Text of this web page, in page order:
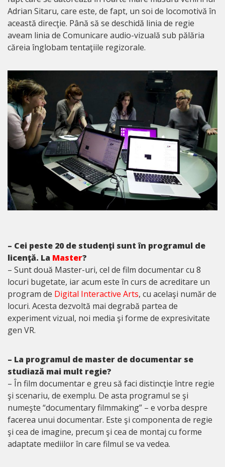
Adrian Sitaru, care este, de fapt, un soi de locomotivă în
această direcţie. Până să se deschidă linia de regie
aveam linia de Comunicare audio-vizuală sub pălăria
căreia înglobam tentaţiile regizorale.
– Cei peste 20 de studenţi sunt în programul de
licenţă. La Master?
– Sunt două Master-uri, cel de film documentar cu 8
locuri bugetate, iar acum este în curs de acreditare un
program de Digital Interactive Arts, cu acelaşi număr de
locuri. Acesta dezvoltă mai degrabă partea de
experiment vizual, noi media şi forme de expresivitate
gen VR.
– La programul de master de documentar se
studiază mai mult regie?
– În film documentar e greu să faci distincţie între regie
şi scenariu, de exemplu. De asta programul se şi
numeşte “documentary filmmaking” – e vorba despre
facerea unui documentar. Este şi componenta de regie
şi cea de imagine, precum şi cea de montaj cu forme
adaptate mediilor în care filmul se va vedea.